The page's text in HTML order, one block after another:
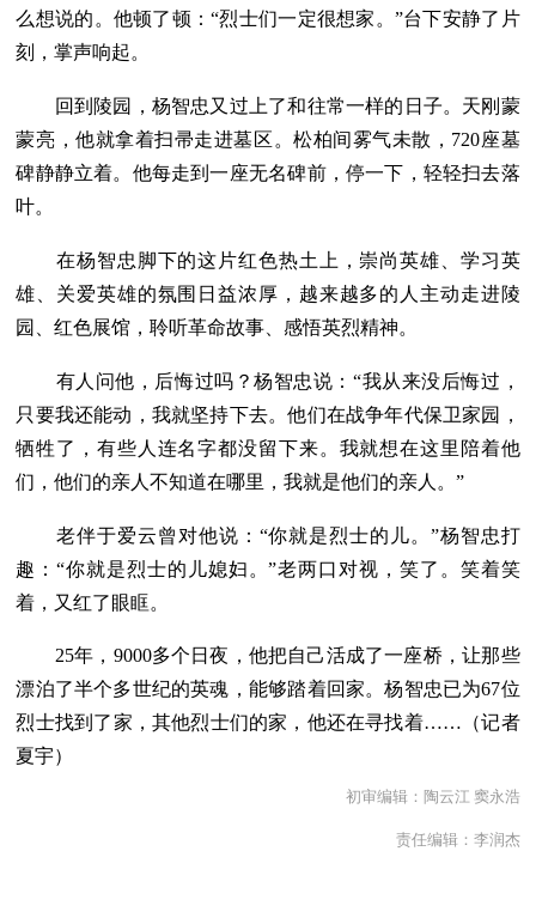
么想说的。他顿了顿：“烈士们一定很想家。”台下安静了片
刻，掌声响起。
回到陵园，杨智忠又过上了和往常一样的日子。天刚蒙
蒙亮，他就拿着扫帚走进墓区。松柏间雾气未散，720座墓
碑静静立着。他每走到一座无名碑前，停一下，轻轻扫去落
叶。
在杨智忠脚下的这片红色热土上，崇尚英雄、学习英
雄、关爱英雄的氛围日益浓厚，越来越多的人主动走进陵
园、红色展馆，聆听革命故事、感悟英烈精神。
有人问他，后悔过吗？杨智忠说：“我从来没后悔过，
只要我还能动，我就坚持下去。他们在战争年代保卫家园，
牺牲了，有些人连名字都没留下来。我就想在这里陪着他
们，他们的亲人不知道在哪里，我就是他们的亲人。”
老伴于爱云曾对他说：“你就是烈士的儿。”杨智忠打
趣：“你就是烈士的儿媳妇。”老两口对视，笑了。笑着笑
着，又红了眼眶。
25年，9000多个日夜，他把自己活成了一座桥，让那些
漂泊了半个多世纪的英魂，能够踏着回家。杨智忠已为67位
烈士找到了家，其他烈士们的家，他还在寻找着……（记者
夏宇）
初审编辑：陶云江 窦永浩
责任编辑：李润杰